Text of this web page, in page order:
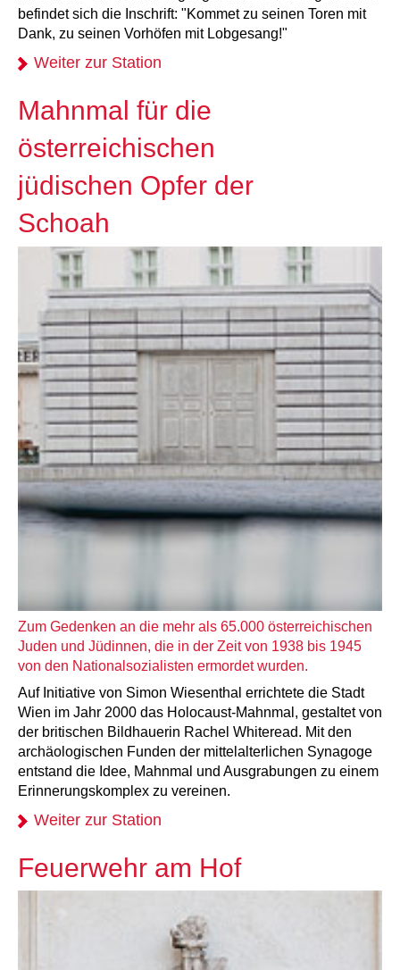
befindet sich die Inschrift: "Kommet zu seinen Toren mit
Dank, zu seinen Vorhöfen mit Lobgesang!"
Weiter zur Station
Mahnmal für die
österreichischen
jüdischen Opfer der
Schoah
Zum Gedenken an die mehr als 65.000 österreichischen
Juden und Jüdinnen, die in der Zeit von 1938 bis 1945
von den Nationalsozialisten ermordet wurden.
Auf Initiative von Simon Wiesenthal errichtete die Stadt
Wien im Jahr 2000 das Holocaust-Mahnmal, gestaltet von
der britischen Bildhauerin Rachel Whiteread. Mit den
archäologischen Funden der mittelalterlichen Synagoge
entstand die Idee, Mahnmal und Ausgrabungen zu einem
Erinnerungskomplex zu vereinen.
Weiter zur Station
Feuerwehr am Hof